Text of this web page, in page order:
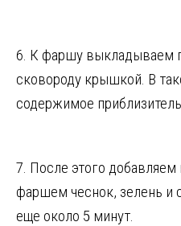
6. К фаршу выкладываем
сковороду крышкой. В
содержимое
7. После этого
фаршем чеснок, зелень и
еще около 5 минут.